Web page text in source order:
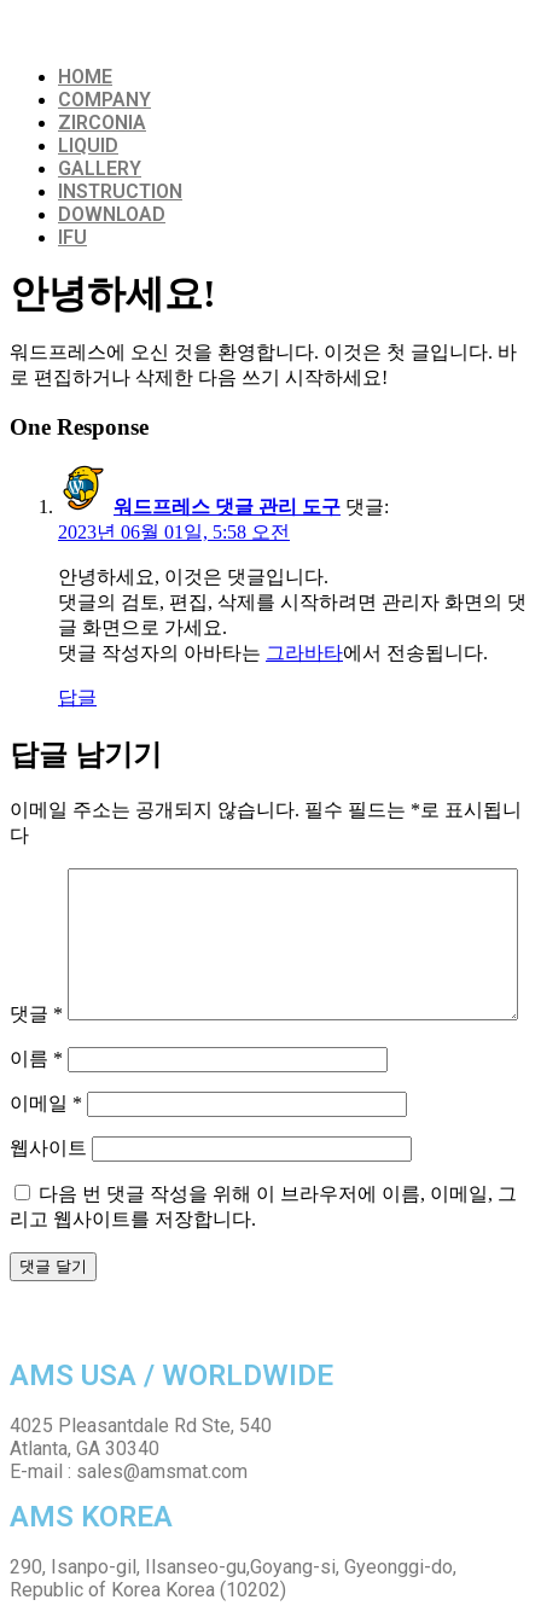
Menu
HOME
COMPANY
ZIRCONIA
LIQUID
GALLERY
INSTRUCTION
DOWNLOAD
IFU
안녕하세요!
워드프레스에 오신 것을 환영합니다. 이것은 첫 글입니다. 바
로 편집하거나 삭제한 다음 쓰기 시작하세요!
One Response
워드프레스 댓글 관리 도구 댓글:
2023년 06월 01일, 5:58 오전
안녕하세요, 이것은 댓글입니다.
댓글의 검토, 편집, 삭제를 시작하려면 관리자 화면의 댓
글 화면으로 가세요.
댓글 작성자의 아바타는 그라바타에서 전송됩니다.
답글
답글 남기기
이메일 주소는 공개되지 않습니다. 필수 필드는 *로 표시됩니
다
댓글 *
이름 *
이메일 *
웹사이트
다음 번 댓글 작성을 위해 이 브라우저에 이름, 이메일, 그
리고 웹사이트를 저장합니다.
AMS USA / WORLDWIDE
4025 Pleasantdale Rd Ste, 540
Atlanta, GA 30340
E-mail : sales@amsmat.com
AMS KOREA
290, Isanpo-gil, Ilsanseo-gu,Goyang-si, Gyeonggi-do,
Republic of Korea Korea (10202)